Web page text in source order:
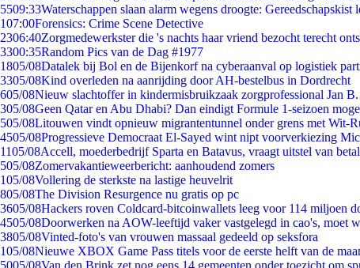
5509:33Waterschappen slaan alarm wegens droogte: Gereedschapskist
107:00Forensics: Crime Scene Detective
2306:40Zorgmedewerkster die 's nachts haar vriend bezocht terecht
3300:35Random Pics van de Dag #1977
1805/08Datalek bij Bol en de Bijenkorf na cyberaanval op logistiek
3305/08Kind overleden na aanrijding door AH-bestelbus in Dordrecht
605/08Nieuw slachtoffer in kindermisbruikzaak zorgprofessional Jan
305/08Geen Qatar en Abu Dhabi? Dan eindigt Formule 1-seizoen
505/08Litouwen vindt opnieuw migrantentunnel onder grens met Wit-
4505/08Progressieve Democraat El-Sayed wint nipt voorverkiezing
1105/08Accell, moederbedrijf Sparta en Batavus, vraagt uitstel van
505/08Zomervakantieweerbericht: aanhoudend zomers
105/08Vollering de sterkste na lastige heuvelrit
805/08The Division Resurgence nu gratis op pc
3605/08Hackers roven Coldcard-bitcoinwallets leeg voor 114 miljoen
4505/08Doorwerken na AOW-leeftijd vaker vastgelegd in cao's, moet
3805/08Vinted-foto's van vrouwen massaal gedeeld op seksfora
105/08Nieuwe XBOX Game Pass titels voor de eerste helft van de
5005/08Van den Brink zet nog eens 14 gemeenten onder toezicht om